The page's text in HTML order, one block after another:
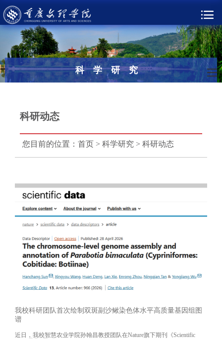
科学研究
科研动态
您目前的位置： 首页 > 科学研究 > 科研动态
我校科研团队首次绘制双斑副沙鳅染色体水平高质量基因组图
谱
近日，我校智慧农业学院孙翰昌教授团队在Nature旗下期刊《Scientific